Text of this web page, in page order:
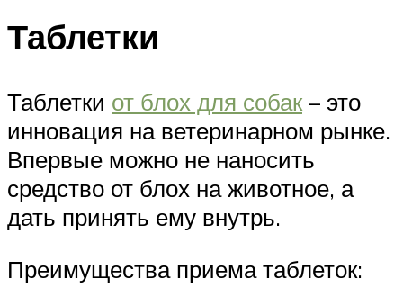
Таблетки
Таблетки от блох для собак – это
инновация на ветеринарном рынке.
Впервые можно не наносить
средство от блох на животное, а
дать принять ему внутрь.
Преимущества приема таблеток: